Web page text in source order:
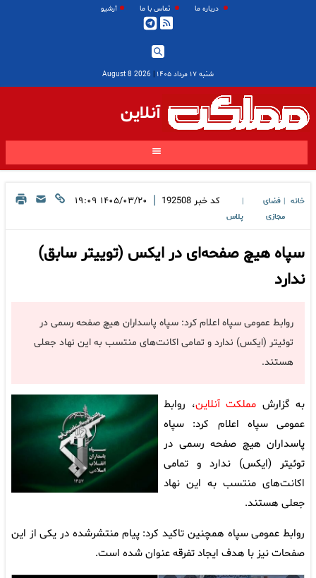
درباره ما تماس با ما آرشیو
شنبه ۱۷ مرداد ۱۴۰۵ |
2026 August 8
آنلاین
خانه
فضای
مجازی
پلاس
کد خبر 192508
| ۱۴۰۵/۰۳/۲۰ ۱۹:۰۹
سپاه هیچ صفحه‌ای در ایکس (توییتر سابق)
ندارد
روابط عمومی سپاه اعلام کرد: سپاه پاسداران هیچ صفحه رسمی در
توئیتر (ایکس) ندارد و تمامی اکانت‌های منتسب به این نهاد جعلی
هستند.
به گزارش مملکت آنلاین، روابط
عمومی سپاه اعلام کرد: سپاه
پاسداران هیچ صفحه رسمی در
توئیتر (ایکس) ندارد و تمامی
اکانت‌های منتسب به این نهاد
جعلی هستند.
روابط عمومی سپاه همچنین تاکید کرد: پیام منتشرشده در یکی از این
صفحات نیز با هدف ایجاد تفرقه عنوان شده است.